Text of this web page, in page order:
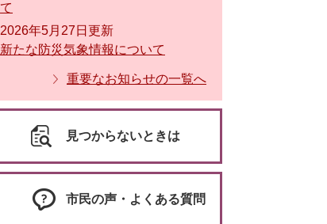
て
2026年5月27日更新
新たな防災気象情報について
重要なお知らせの一覧へ
見つからないときは
市民の声・よくある質問